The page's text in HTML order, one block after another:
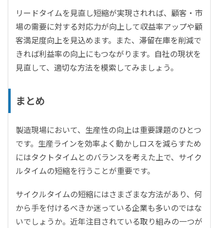
リードタイムを見直し短縮が実現されれば、顧客・市
場の需要に対する対応力が向上して収益率アップや顧
客満足度向上を見込めます。また、滞留在庫を削減で
きれば利益率の向上にもつながります。自社の現状を
見直して、適切な方法を模索してみましょう。
まとめ
製造現場において、生産性の向上は重要課題のひとつ
です。生産ラインを効率よく動かしロスを減らすため
にはタクトタイムとのバランスを考えた上で、サイク
ルタイムの短縮を行うことが重要です。
サイクルタイムの短縮にはさまざまな方法があり、何
から手を付けるべきか迷っている企業も多いのではな
いでしょうか。近年注目されている取り組みの一つが